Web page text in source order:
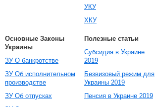
УКУ
ХКУ
Основные Законы
Украины
ЗУ О банкротстве
ЗУ Об исполнительном
производстве
ЗУ Об отпусках
Полезные статьи
Субсидия в Украине
2019
Безвизовый режим для
Украины 2019
Пенсия в Украине 2019